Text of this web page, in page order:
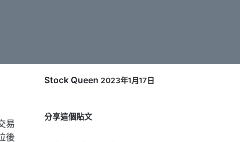
易
後
Stock Queen 2023年1月17日
分享這個貼文